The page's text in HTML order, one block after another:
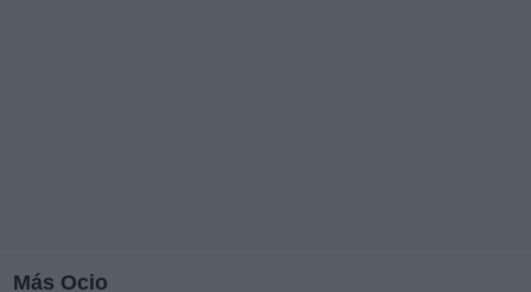
Más Ocio